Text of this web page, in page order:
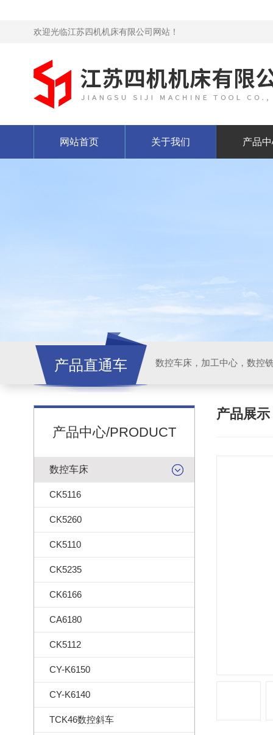
欢迎光临江苏四机机床有限公司网站！
网站首页 关于我们 产品
产品直通车
产品中心/PRODUCT
数控车床
CK5116
CK5260
CK5110
CK5235
CK6166
CA6180
CK5112
CY-K6150
CY-K6140
TCK46数控斜车
产品展示